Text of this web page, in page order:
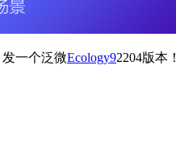
一个泛微Ecology92204版本！